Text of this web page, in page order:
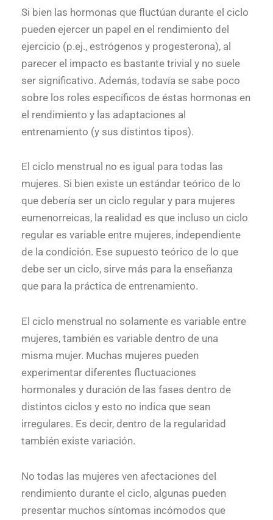
Si bien las hormonas que fluctúan durante el ciclo
pueden ejercer un papel en el rendimiento del
ejercicio (p.ej., estrógenos y progesterona), al
parecer el impacto es bastante trivial y no suele
ser significativo. Además, todavía se sabe poco
sobre los roles específicos de éstas hormonas en
el rendimiento y las adaptaciones al
entrenamiento (y sus distintos tipos).
El ciclo menstrual no es igual para todas las
mujeres. Si bien existe un estándar teórico de lo
que debería ser un ciclo regular y para mujeres
eumenorreicas, la realidad es que incluso un ciclo
regular es variable entre mujeres, independiente
de la condición. Ese supuesto teórico de lo que
debe ser un ciclo, sirve más para la enseñanza
que para la práctica de entrenamiento.
El ciclo menstrual no solamente es variable entre
mujeres, también es variable dentro de una
misma mujer. Muchas mujeres pueden
experimentar diferentes fluctuaciones
hormonales y duración de las fases dentro de
distintos ciclos y esto no indica que sean
irregulares. Es decir, dentro de la regularidad
también existe variación.
No todas las mujeres ven afectaciones del
rendimiento durante el ciclo, algunas pueden
presentar muchos síntomas incómodos que